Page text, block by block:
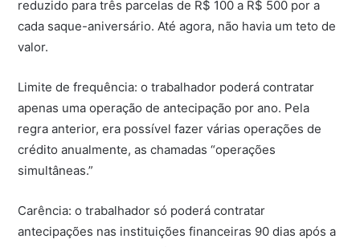
reduzido para três parcelas de R$ 100 a R$ 500 por a
cada saque-aniversário. Até agora, não havia um teto de
valor.
Limite de frequência: o trabalhador poderá contratar
apenas uma operação de antecipação por ano. Pela
regra anterior, era possível fazer várias operações de
crédito anualmente, as chamadas “operações
simultâneas.”
Carência: o trabalhador só poderá contratar
antecipações nas instituições financeiras 90 dias após a